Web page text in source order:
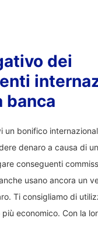
dei
banca
un bonifico
denaro a causa di
conseguenti
usano ancora un
Ti consigliamo di
economico. Con la